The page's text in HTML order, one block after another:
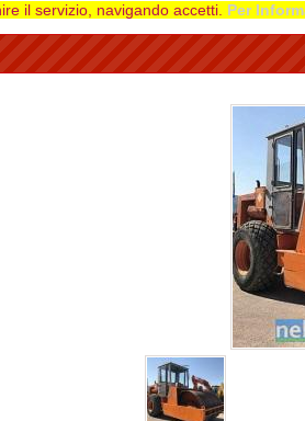
il servizio, navigando accetti. Per